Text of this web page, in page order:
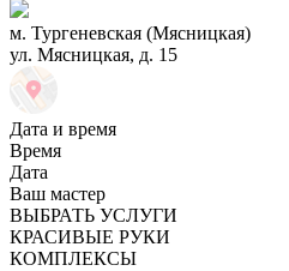
м. Тургеневская (Мясницкая)
ул. Мясницкая, д. 15
Дата и время
Время
Дата
Ваш мастер
ВЫБРАТЬ УСЛУГИ
КРАСИВЫЕ РУКИ
КОМПЛЕКСЫ